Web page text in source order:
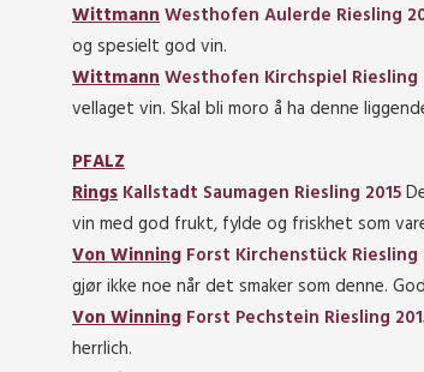
WittmannWesthofen Aulerde Riesling
og spesielt god vin.
WittmannWesthofen Kirchspiel Riesling
vellaget vin. Skal bli moro å ha denne
PFALZ
Rings Kallstadt Saumagen Riesling 2015
vin med god frukt, fylde og friskhet som
Von Winning Forst Kirchenstück Riesling
gjør ikke noe når det smaker som denne.
Von Winning Forst Pechstein Riesling
herrlich.